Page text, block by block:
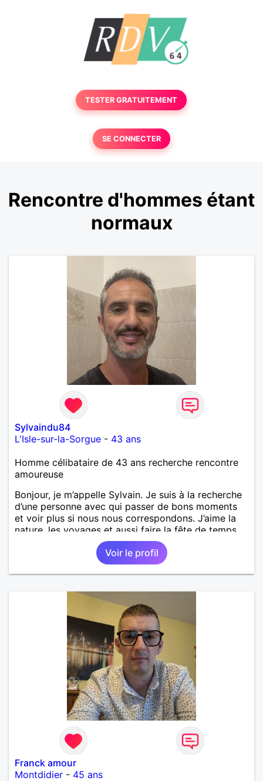
TESTER GRATUITEMENT
SE CONNECTER
Rencontre d'hommes étant
normaux
Sylvaindu84
L'Isle-sur-la-Sorgue - 43 ans
Homme célibataire de 43 ans recherche rencontre
amoureuse
Bonjour, je m’appelle Sylvain. Je suis à la recherche
d’une personne avec qui passer de bons moments
et voir plus si nous nous correspondons. J’aime la
nature, les voyages et aussi faire la fête de temps
en temps ;-)Je suis papa d’un petit garçon de 7 ans
dont je m’occupe en garde alternée. J’aime à peu
près tous les styles de musique. (Oui je suis pas
trop fan de Jul). Je fais du sport pour garder la
pense en tout cas 😂)
Voir le profil
Franck amour
Montdidier - 45 ans